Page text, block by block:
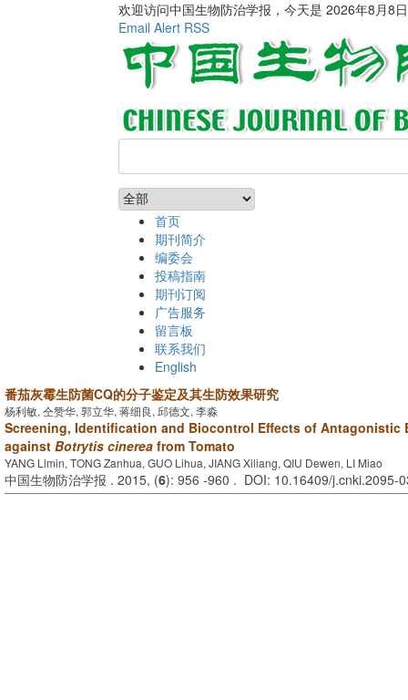
欢迎访问中国生物防治学报，今天是 2026年8月8
Email Alert RSS
首页
期刊简介
编委会
投稿指南
期刊订阅
广告服务
留言板
联系我们
English
番茄灰霉生防菌CQ的分子鉴定及其生防效果研究
杨利敏, 仝赞华, 郭立华, 蒋细良, 邱德文, 李淼
Screening, Identification and Biocontrol Effects of Antagonistic
against Botrytis cinerea from Tomato
YANG Limin, TONG Zanhua, GUO Lihua, JIANG Xiliang, QIU Dewen, LI Miao
中国生物防治学报 . 2015, (6): 956 -960 . DOI: 10.16409/j.cnki.2095-